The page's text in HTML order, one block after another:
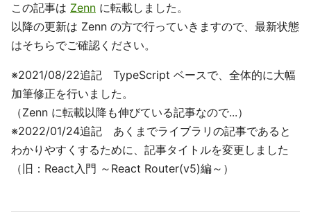
この記事は Zenn に転載しました。
以降の更新は Zenn の方で行っていきますので、最新状態
はそちらでご確認ください。
※2021/08/22追記 TypeScript ベースで、全体的に大幅
加筆修正を行いました。
（Zenn に転載以降も伸びている記事なので...）
※2022/01/24追記 あくまでライブラリの記事であると
わかりやすくするために、記事タイトルを変更しました
（旧：React入門 ～React Router(v5)編～）